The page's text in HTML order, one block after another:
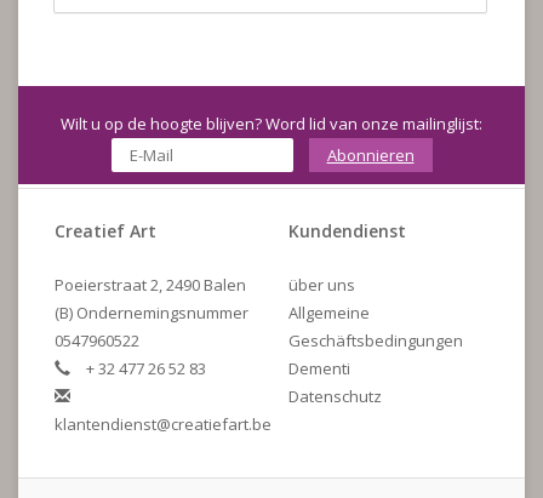
Wilt u op de hoogte blijven? Word lid van onze mailinglijst:
Abonnieren
Creatief Art
Poeierstraat 2, 2490 Balen
(B) Ondernemingsnummer
0547960522
+ 32 477 26 52 83
klantendienst@creatiefart.be
Kundendienst
über uns
Allgemeine
Geschäftsbedingungen
Dementi
Datenschutz